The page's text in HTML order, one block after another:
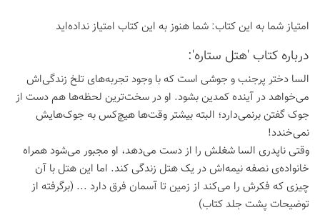
امتیاز شما به این كتاب: شما هنوز به این كتاب امتیاز نداده‌اید
درباره كتاب 'هتل ستاره':
السا دختر پرجنب و جوشی است که با وجود تجربه‌های تلخ زندگی‌اش
می‌خواهد در آینده کمدین بشود. او در سخت‌ترین لحظه‌ها هم دست از
جوک گفتن برنمی‌دارد؛ البته بیشتر وقت‌ها هیچ‌کس به جوک‌هایش
نمی‌خندد!
وقتی ناپدری السا شغلش را از دست می‌دهد، او مجبور می‌شود همراه
خانواده‌ی نصفه نیمه‌اش در یک هتل زندگی کند. اما این هتل با آن
چیزی که فکرش را می‌کند از زمین تا آسمان فرق دارد ... (برگرفته از
توضیحات پشت جلد کتاب)